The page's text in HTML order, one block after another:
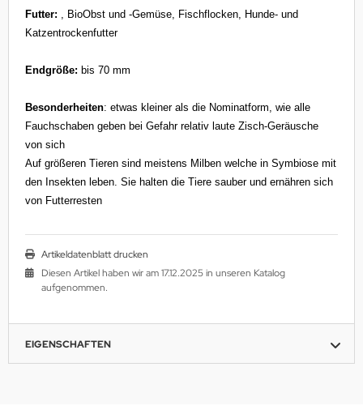
Futter: , BioObst und -Gemüse, Fischflocken, Hunde- und
Katzentrockenfutter
Endgröße: bis 70 mm
Besonderheiten: etwas kleiner als die Nominatform, wie alle
Fauchschaben geben bei Gefahr relativ laute Zisch-Geräusche
von sich
Auf größeren Tieren sind meistens Milben welche in Symbiose mit
den Insekten leben. Sie halten die Tiere sauber und ernähren sich
von Futterresten
Artikeldatenblatt drucken
Diesen Artikel haben wir am 17.12.2025 in unseren Katalog
aufgenommen.
EIGENSCHAFTEN